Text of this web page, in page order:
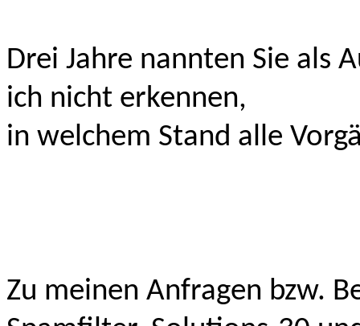
Drei Jahre nannten Sie als
ich nicht erkennen,
in welchem Stand alle
Zu meinen Anfragen bzw.